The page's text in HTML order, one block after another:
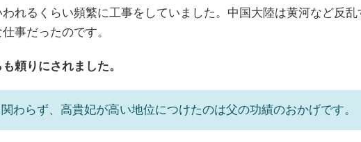
れるくらい頻繁に工事をしていました。中国大陸は黄河など反乱
事だったのです。
頼りにされました。
わらず、高貴妃が高い地位につけたのは父の功績のおかげです。